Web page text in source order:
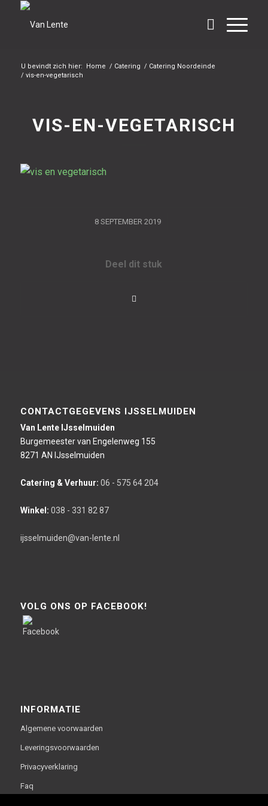
U bevindt zich hier: Home / Catering / Catering Noordeinde
/ vis-en-vegetarisch
VIS-EN-VEGETARISCH
8 SEPTEMBER 2019
/
Deel dit stuk
CONTACTGEGEVENS IJSSELMUIDEN
Van Lente IJsselmuiden
Burgemeester van Engelenweg 155
8271 AN IJsselmuiden
Catering & Verhuur: 06 - 575 64 204
Winkel: 038 - 331 82 87
ijsselmuiden@van-lente.nl
VOLG ONS OP FACEBOOK!
INFORMATIE
Algemene voorwaarden
Leveringsvoorwaarden
Privacyverklaring
Faq